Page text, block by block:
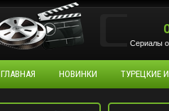
Сериалы
ГЛАВНАЯ НОВИНКИ ТУРЕЦКИЕ